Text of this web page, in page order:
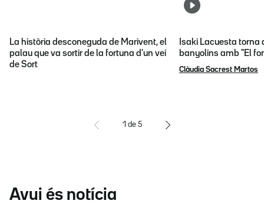
La història desconeguda de Marivent, el
palau que va sortir de la fortuna d'un veí
de Sort
Isaki Lacuesta torna
banyolins amb "El
Clàudia Sacrest Martos
1 de 5
Avui és notícia